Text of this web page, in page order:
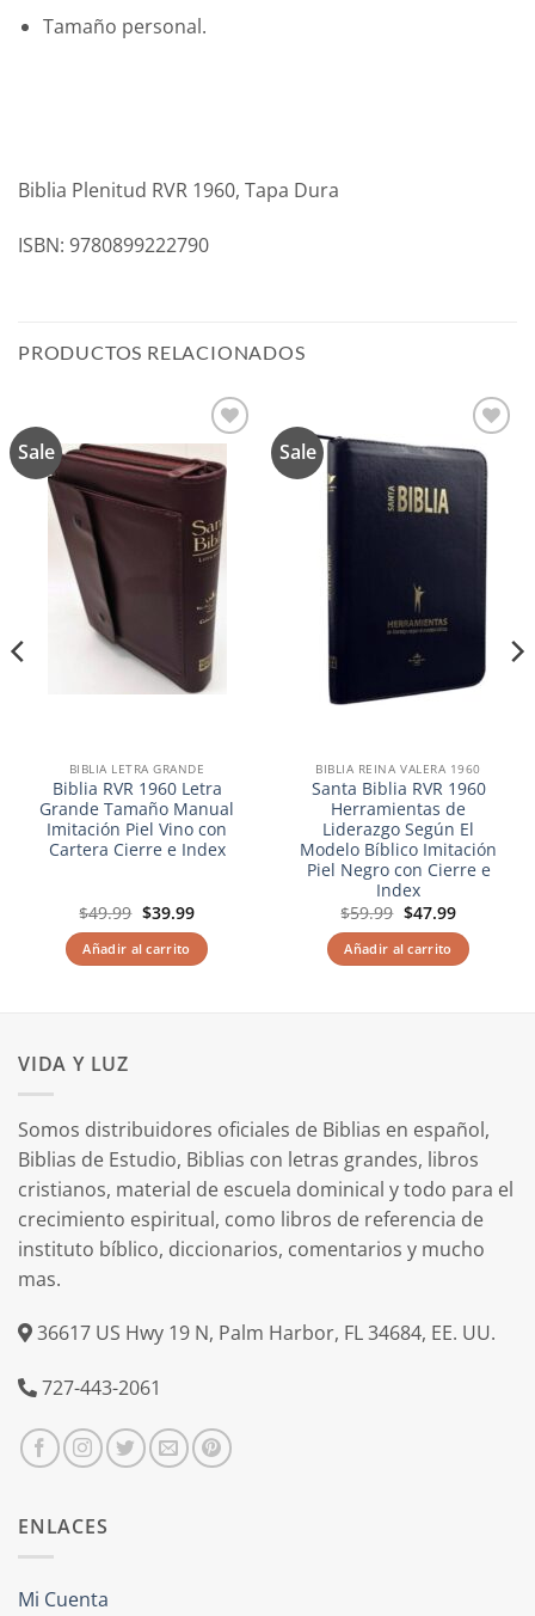
Tamaño personal.
Biblia Plenitud RVR 1960, Tapa Dura
ISBN: 9780899222790
PRODUCTOS RELACIONADOS
Sale
a la
lista de
deseos
BIBLIA LETRA GRANDE
Biblia RVR 1960 Letra
Grande Tamaño Manual
Imitación Piel Vino con
Cartera Cierre e Index
$49.99 El
precio
original
era:
$49.99.
$39.99El
actual
es:
$39.99.
Añadir al carrito
Sale
Añadir
a la
lista de
deseos
BIBLIA REINA VALERA 1960
Santa Biblia RVR 1960
Herramientas de
Liderazgo Según El
Modelo Bíblico Imitación
Piel Negro con Cierre e
Index
$59.99 El
precio
original
era:
$59.99.
$47.99El
actual
es:
$47.99.
Añadir al carrito
VIDA Y LUZ
Somos distribuidores oficiales de Biblias en español,
Biblias de Estudio, Biblias con letras grandes, libros
cristianos, material de escuela dominical y todo para el
crecimiento espiritual, como libros de referencia de
instituto bíblico, diccionarios, comentarios y mucho
mas.
36617 US Hwy 19 N, Palm Harbor, FL 34684, EE. UU.
727-443-2061
ENLACES
Mi Cuenta